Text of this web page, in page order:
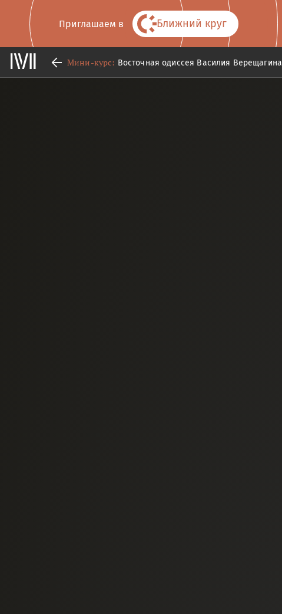
Приглашаем в Ближний круг
Мини-курс: Восточная одиссея Василия Верещагина